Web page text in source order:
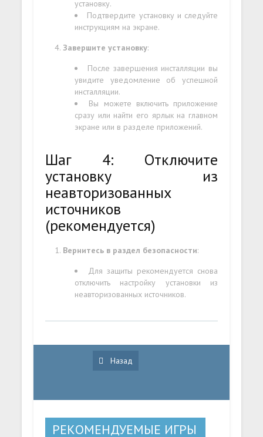
установку.
Подтвердите установку и следуйте
инструкциям на экране.
Завершите установку:
После завершения инсталляции вы
увидите уведомление об успешной
инсталляции.
Вы можете включить приложение
сразу или найти его ярлык на главном
экране или в разделе приложений.
Шаг 4: Отключите
установку из
неавторизованных
источников
(рекомендуется)
Вернитесь в раздел безопасности:
Для защиты рекомендуется снова
отключить настройку установки из
неавторизованных источников.
Назад
РЕКОМЕНДУЕМЫЕ ИГРЫ